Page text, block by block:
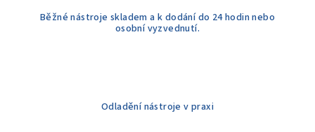
Běžné nástroje skladem a k dodání do 24 hodin nebo
osobní vyzvednutí.
Odladění nástroje v praxi